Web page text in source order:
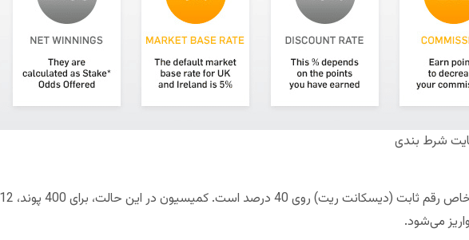
شرط بندی
می‌شود.